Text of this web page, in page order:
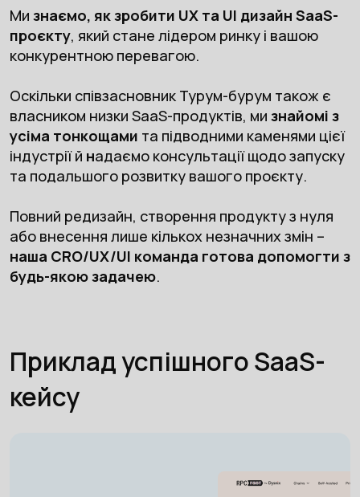
Ми знаємо, як зробити UX та UI дизайн SaaS-
проєкту, який стане лідером ринку і вашою
конкурентною перевагою.
Оскільки співзасновник Турум-бурум також є
власником низки SaaS-продуктів, ми знайомі з
усіма тонкощами та підводними каменями цієї
індустрії й надаємо консультації щодо запуску
та подальшого розвитку вашого проєкту.
Повний редизайн, створення продукту з нуля
або внесення лише кількох незначних змін –
наша CRO/UX/UI команда готова допомогти з
будь-якою задачею.
Приклад успішного SaaS-
кейсу